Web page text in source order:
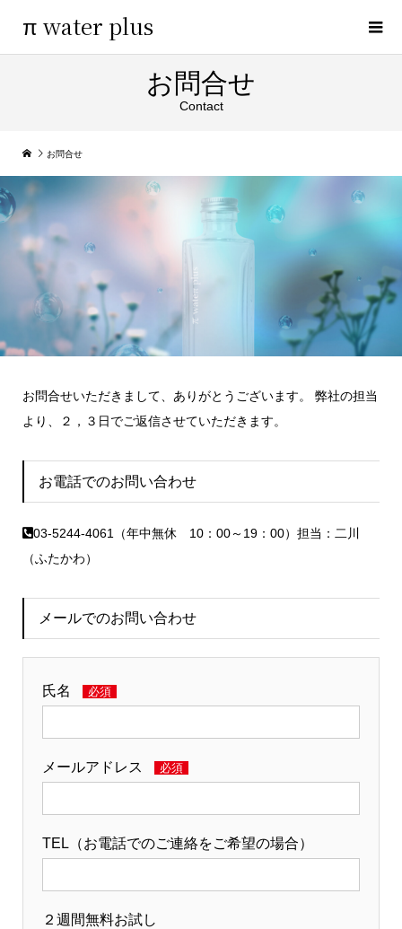
π water plus
お問合せ
Contact
お問合せ
お問合せいただきまして、ありがとうございます。 弊社の担当
より、２，３日でご返信させていただきます。
お電話でのお問い合わせ
03-5244-4061（年中無休 10：00～19：00）担当：二川
（ふたかわ）
メールでのお問い合わせ
氏名 必須
メールアドレス 必須
TEL（お電話でのご連絡をご希望の場合）
２週間無料お試し